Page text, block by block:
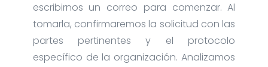
escribirnos un correo para comenzar. Al
tomarla, confirmaremos la solicitud con las
partes pertinentes y el protocolo
específico de la organización. Analizamos